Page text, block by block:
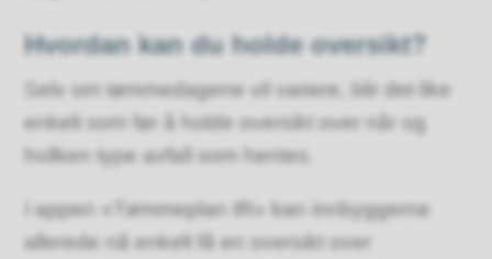
Hvordan kan du holde oversikt?
Selv om tømmedagene vil variere, blir det like
enkelt som før å holde oversikt over når og
hvilken type avfall som hentes.
I appen «Tømmeplan IR» kan innbyggerne
allerede nå enkelt få en oversikt over